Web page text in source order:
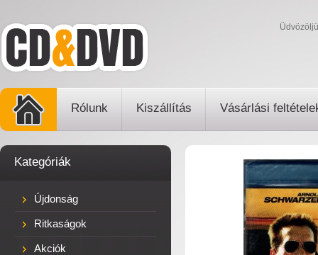
Rólunk Kiszállítás Vásárlási
Kategóriák
Újdonság
Ritkaságok
Akciók